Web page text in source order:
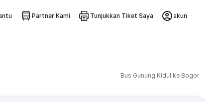
Partner Kami Tunjukkan Tiket Saya akun
Bus Gunung Kidul ke Bogor